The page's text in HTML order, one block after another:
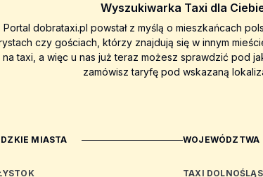
Wyszukiwarka Taxi dla
Portal dobrataxi.pl powstał z myślą o mieszkańcach
czy gościach, którzy znajdują się w innym
na taxi, a więc u nas już teraz możesz sprawdzić pod
zamówisz taryfę pod wskazaną
MIASTA WOJEWÓDZTWA
TAXI